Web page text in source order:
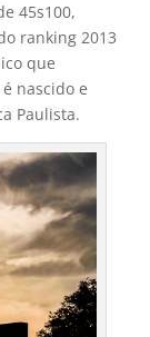
45s100,
ranking 2013
que
nascido e
Paulista.